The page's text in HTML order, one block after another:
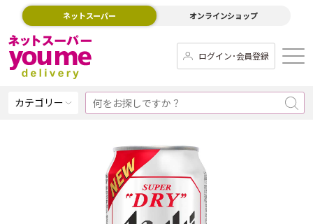
ネットスーパー オンラインショップ
ログイン･会員登録
カテゴリー